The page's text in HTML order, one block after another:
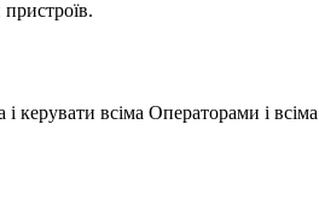
всіма Операторами і